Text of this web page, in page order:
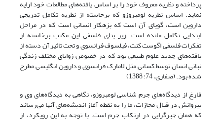
پرداخته و نظریه معروف خود را بر اساس یافته‌های مطالعات خود ارایه
نماید. اساس نظریه لومبروزو که برخاسته از نظریه تکامل تدریجی
داروین است، گویای آن است که بزهکار انسانی است که در مراحل
ابتدایی تکامل مانده است. زیر بنای فلسفی این مکتب برخاسته از
تفکرات فلسفی اگوست کنت، فیلسوف فرانسوی و تحت تاثیر آن دسته از
یافته‌های جدید علوم طبیعی بود که در خصوص زوایای مختلف زندگی
نباتی انسان توسط کسانی مثل لامارک فرانسوی و داروین انگلیسی مطرح
شده بود. (صفاری، 74: 1388)
فارغ از دیدگاه‌های جرم شناسی لومبروزو، نگاهی به دیدگاه‌های وی و
پیروانش در قبال مجازات، ما را به نقطه آغاز اندیشه‌های آنها می‌رساند
که همان جبرگرایی در ارتکاب جرم است. با توجه به این رویکرد، از